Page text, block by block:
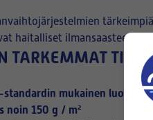
haitalliset ilmansaasteet ja
TARKEMMAT
standardin mukainen luokitus
noin 150 g / m²